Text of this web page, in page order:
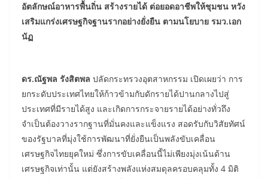
อัตลักษณ์อาหารพื้นถิ่น สร้างรายได้ ต่อยอดอาชีพให้ชุมชน หวัง
เสริมแกร่งเศรษฐกิจฐานรากอย่างยั่งยืน ตามนโยบาย รมว.เอก
นัฏ
ดร.ณัฐพล รังสิตพล ปลัดกระทรวงอุตสาหกรรม เปิดเผยว่า การ
ยกระดับประเทศไทยให้ก้าวข้ามกับดักรายได้ปานกลางไปสู่
ประเทศที่มีรายได้สูง และเกิดการกระจายรายได้อย่างทั่วถึง
จำเป็นต้องวางรากฐานที่มั่นคงและแข็งแรง สอดรับกับวิสัยทัศน์
ของรัฐบาลที่มุ่งใช้การพัฒนาที่ยั่งยืนเป็นพลังขับเคลื่อน
เศรษฐกิจไทยยุคใหม่ ซึ่งการขับเคลื่อนนี้ไม่เพียงมุ่งเน้นด้าน
เศรษฐกิจเท่านั้น แต่ยังสร้างพลังแห่งสมดุลครอบคลุมทั้ง 4 มิติ